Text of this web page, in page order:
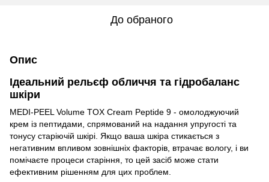
До обраного
Опис
Ідеальний рельєф обличчя та гідробаланс
шкіри
MEDI-PEEL Volume TOX Cream Peptide 9 - омолоджуючий
крем із пептидами, спрямований на надання упругості та
тонусу старіючій шкірі. Якщо ваша шкіра стикається з
негативним впливом зовнішніх факторів, втрачає вологу, і ви
помічаєте процеси старіння, то цей засіб може стати
ефективним рішенням для цих проблем.